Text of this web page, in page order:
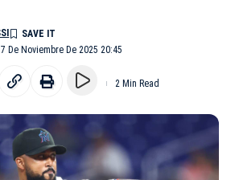
De Noviembre De 2025 20:45
2 Min Read